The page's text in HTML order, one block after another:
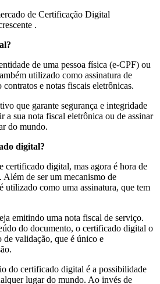
de Certificação Digital
.
de uma pessoa física (e-CPF) ou
utilizado como assinatura de
e notas fiscais eletrônicas.
que garante segurança e integridade
a sua nota fiscal eletrônica ou de assinar
do mundo.
digital?
certificado digital, mas agora é hora de
Além de ser um mecanismo de
utilizado como uma assinatura, que tem
emitindo uma nota fiscal de serviço.
do documento, o certificado digital o
de validação, que é único e
do certificado digital é a possibilidade
lugar do mundo. Ao invés de